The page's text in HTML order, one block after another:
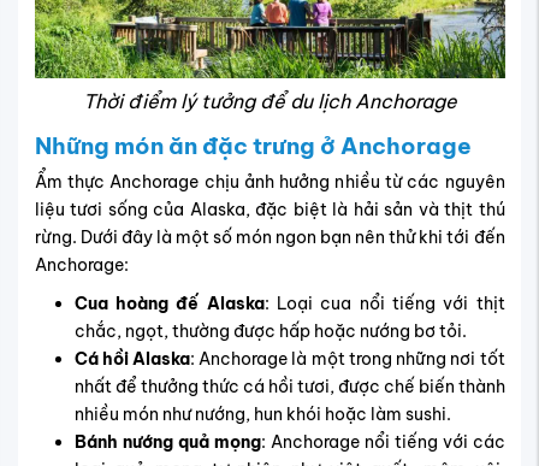
Thời điểm lý tưởng để du lịch Anchorage
Những món ăn đặc trưng ở Anchorage
Ẩm thực Anchorage chịu ảnh hưởng nhiều từ các nguyên
liệu tươi sống của Alaska, đặc biệt là hải sản và thịt thú
rừng. Dưới đây là một số món ngon bạn nên thử khi tới đến
Anchorage:
Cua hoàng đế Alaska: Loại cua nổi tiếng với thịt
chắc, ngọt, thường được hấp hoặc nướng bơ tỏi.
Cá hồi Alaska: Anchorage là một trong những nơi tốt
nhất để thưởng thức cá hồi tươi, được chế biến thành
nhiều món như nướng, hun khói hoặc làm sushi.
Bánh nướng quả mọng: Anchorage nổi tiếng với các